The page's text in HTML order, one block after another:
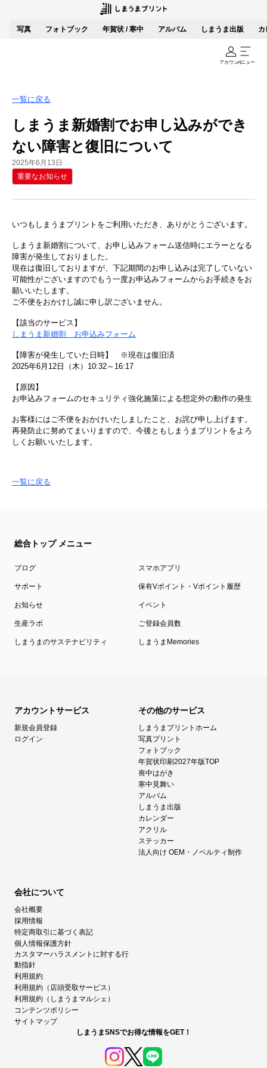
写真 フォトブック 年賀状 / 寒中 アルバム しまうま出版 カ
アカウントメニュー
一覧に戻る
しまうま新婚割でお申し込みができ
ない障害と復旧について
2025年6月13日
重要なお知らせ
いつもしまうまプリントをご利用いただき、ありがとうございます。
しまうま新婚割について、お申し込みフォーム送信時にエラーとなる
障害が発生しておりました。
現在は復旧しておりますが、下記期間のお申し込みは完了していない
可能性がございますのでもう一度お申込みフォームからお手続きをお
願いいたします。
ご不便をおかけし誠に申し訳ございません。
【該当のサービス】
しまうま新婚割 お申込みフォーム
【障害が発生していた日時】 ※現在は復旧済
2025年6月12日（木）10:32～16:17
【原因】
お申込みフォームのセキュリティ強化施策による想定外の動作の発生
お客様にはご不便をおかけいたしましたこと、お詫び申し上げます。
再発防止に努めてまいりますので、今後ともしまうまプリントをよろ
しくお願いいたします。
一覧に戻る
総合トップ メニュー
ブログ スマホアプリ
サポート 保有Vポイント・Vポイント履歴
お知らせ イベント
生産ラボ ご登録会員数
しまうまのサステナビリティ しまうまMemories
アカウントサービス
新規会員登録
ログイン
その他のサービス
しまうまプリントホーム
写真プリント
フォトブック
年賀状印刷2027年版TOP
喪中はがき
寒中見舞い
アルバム
しまうま出版
カレンダー
アクリル
ステッカー
法人向け OEM・ノベルティ制作
会社について
会社概要
採用情報
特定商取引に基づく表記
個人情報保護方針
カスタマーハラスメントに対する行
動指針
利用規約
利用規約（店頭受取サービス）
利用規約（しまうまマルシェ）
コンテンツポリシー
サイトマップ
しまうまSNSでお得な情報をGET！